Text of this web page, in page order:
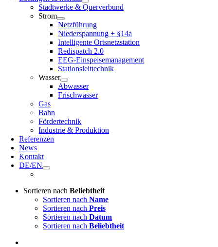
Stadtwerke & Querverbund
Strom
Netzführung
Niederspannung + §14a
Intelligente Ortsnetzstation
Redispatch 2.0
EEG-Einspeisemanagement
Stationsleittechnik
Wasser
Abwasser
Frischwasser
Gas
Bahn
Fördertechnik
Industrie & Produktion
Referenzen
News
Kontakt
DE/EN
Sortieren nach Beliebtheit
Sortieren nach Name
Sortieren nach Preis
Sortieren nach Datum
Sortieren nach Beliebtheit